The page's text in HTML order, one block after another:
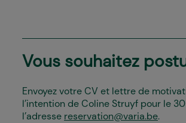
Vous souhaitez
Envoyez votre CV et lettre de
l’intention de Coline Struyf pour le
l’adresse reservation@varia.be.